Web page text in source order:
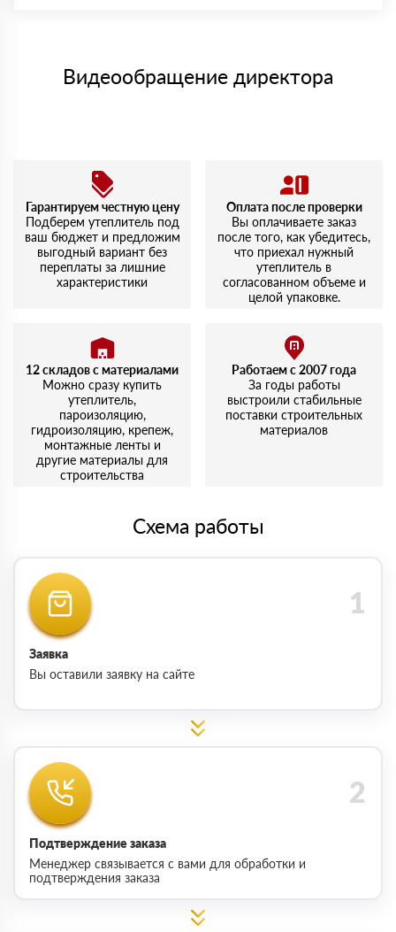
либо Вы забираете товар со склада самовывоза.
Видеообращение директора
Гарантируем честную цену
Подберем утеплитель под
ваш бюджет и предложим
выгодный вариант без
переплаты за лишние
характеристики
Оплата после проверки
Вы оплачиваете заказ
после того, как убедитесь,
что приехал нужный
утеплитель в
согласованном объеме и
целой упаковке.
12 складов с материалами
Можно сразу купить
утеплитель,
пароизоляцию,
гидроизоляцию, крепеж,
монтажные ленты и
другие материалы для
строительства
Работаем с 2007 года
За годы работы
выстроили стабильные
поставки строительных
материалов
Схема работы
Заявка
Вы оставили заявку на сайте
Подтверждение заказа
Менеджер связывается с вами для обработки и
подтверждения заказа